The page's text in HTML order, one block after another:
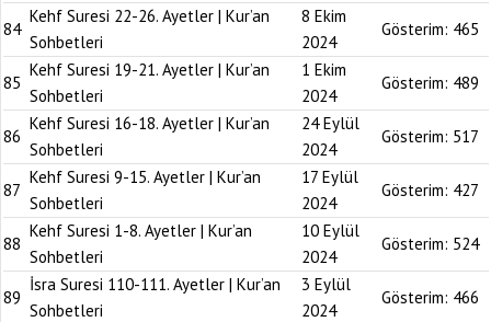
84
Kehf Suresi 22-26. Ayetler | Kur’an
Sohbetleri
8 Ekim
2024
Gösterim: 465
85
Kehf Suresi 19-21. Ayetler | Kur’an
Sohbetleri
1 Ekim
2024
Gösterim: 489
86
Kehf Suresi 16-18. Ayetler | Kur’an
Sohbetleri
24 Eylül
2024
Gösterim: 517
87
Kehf Suresi 9-15. Ayetler | Kur’an
Sohbetleri
17 Eylül
2024
Gösterim: 427
88
Kehf Suresi 1-8. Ayetler | Kur’an
Sohbetleri
10 Eylül
2024
Gösterim: 524
89
İsra Suresi 110-111. Ayetler | Kur’an
Sohbetleri
3 Eylül
2024
Gösterim: 466